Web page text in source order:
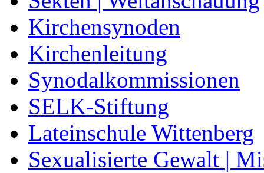
Kirchensynoden
Kirchenleitung
Synodalkommissionen
SELK-Stiftung
Lateinschule Wittenberg
Sexualisierte Gewalt |